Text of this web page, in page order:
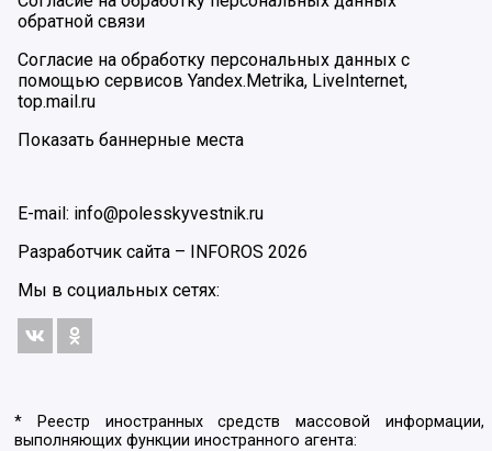
обратной связи
Согласие на обработку персональных данных с
помощью сервисов Yandex.Metrika, LiveInternet,
top.mail.ru
Показать баннерные места
E-mail: info@polesskyvestnik.ru
Разработчик сайта – INFOROS 2026
Мы в социальных сетях:
* Реестр иностранных средств массовой информации,
выполняющих функции иностранного агента: